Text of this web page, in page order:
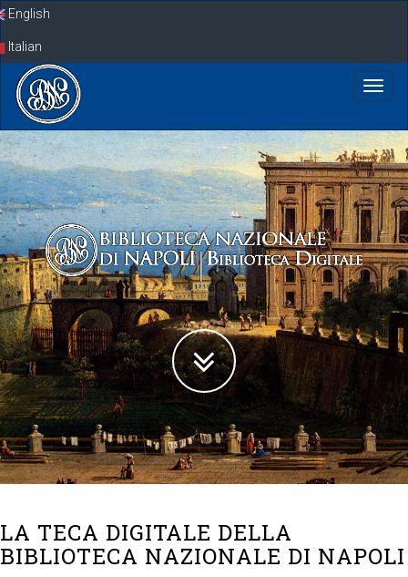
SkipEnglish
Italian
LA TECA DIGITALE DELLA
BIBLIOTECA NAZIONALE DI NAPOLI